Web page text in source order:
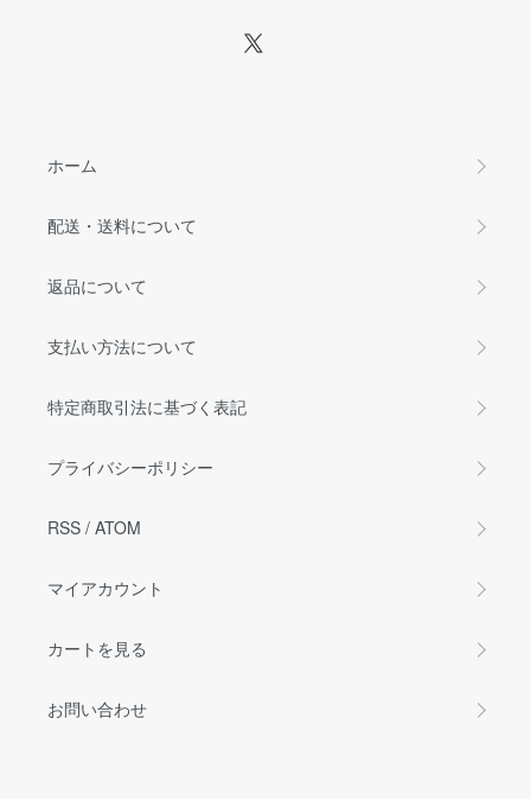
ホーム
配送・送料について
返品について
支払い方法について
特定商取引法に基づく表記
プライバシーポリシー
RSS / ATOM
マイアカウント
カートを見る
お問い合わせ